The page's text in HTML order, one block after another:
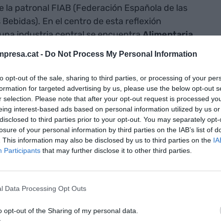
- Do Not Process My Personal Information
opt-out of the sale, sharing to third parties, or processing of your
for targeted advertising by us, please use the below opt-out
selection. Please note that after your opt-out request is processed
interest-based ads based on personal information utilized by us
to third parties prior to your opt-out. You may separately
of your personal information by third parties on the IAB’s list of
This information may also be disclosed by us to third parties on the
Participants that may further disclose it to other third parties.
Data Processing Opt Outs
opt-out of the Sharing of my personal data.
la patronal FIAB (Federación Española de las
En el centro de esta reflexión
industria central se encuentraAlimentaria,
de Barcelona de la mano de
el potente crecimiento de un sector alimentario
en medio de la inestabilidad global, está
"Alimentaria es la palanca por poner-nos
del congreso Alimentaria,José Luís
que considera una de las insignias de la
exteriores. "Alimentaria es la bandera
potencia exportadora de primerísimo alcance",
que preside uno de los catalizadores de un
un verdadero motor de la recuperación" del